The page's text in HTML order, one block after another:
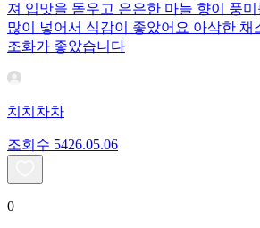
져 입맛을 돋우고 은은한 마늘 향이 풍
많이 넣어서 식감이 좋았어요 아삭한 채
조화가 좋았습니다
치치차차
조회수 5426.05.06
0